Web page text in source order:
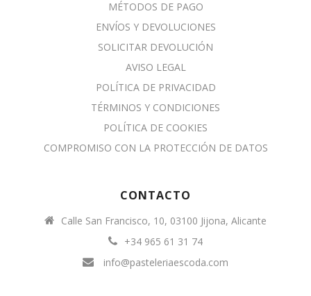
MÉTODOS DE PAGO
ENVÍOS Y DEVOLUCIONES
SOLICITAR DEVOLUCIÓN
AVISO LEGAL
POLÍTICA DE PRIVACIDAD
TÉRMINOS Y CONDICIONES
POLÍTICA DE COOKIES
COMPROMISO CON LA PROTECCIÓN DE DATOS
CONTACTO
Calle San Francisco, 10, 03100 Jijona, Alicante
+34 965 61 31 74
info@pasteleriaescoda.com